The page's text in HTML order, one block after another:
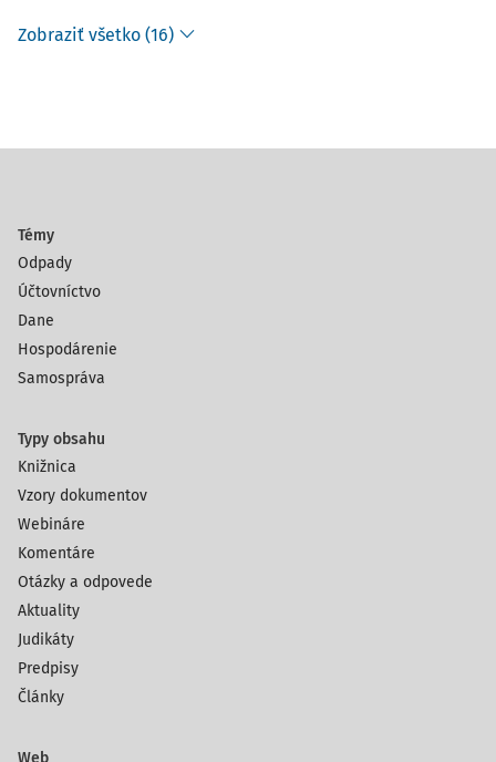
Zobraziť všetko (16)
Témy
Odpady
Účtovníctvo
Dane
Hospodárenie
Samospráva
Typy obsahu
Knižnica
Vzory dokumentov
Webináre
Komentáre
Otázky a odpovede
Aktuality
Judikáty
Predpisy
Články
Web